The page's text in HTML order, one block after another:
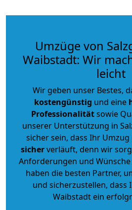
Umzüge von
Waibstadt: Wir
leicht
Wir geben unser Bestes,
kostengünstig und eine
Professionalitätsowie
unserer Unterstützung in
sicher sein, dass Ihr Umzug
sicherverläuft, denn wir
Anforderungen und
haben die besten Partner,
und sicherzustellen, dass
Waibstadt ein